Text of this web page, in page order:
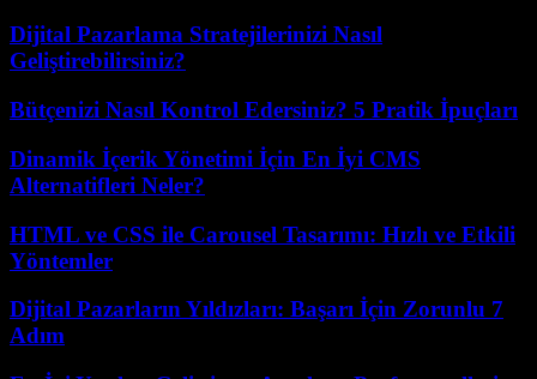
Dijital Pazarlama Stratejilerinizi Nasıl
Geliştirebilirsiniz?
Bütçenizi Nasıl Kontrol Edersiniz? 5 Pratik İpuçları
Dinamik İçerik Yönetimi İçin En İyi CMS
Alternatifleri Neler?
HTML ve CSS ile Carousel Tasarımı: Hızlı ve Etkili
Yöntemler
Dijital Pazarların Yıldızları: Başarı İçin Zorunlu 7
Adım